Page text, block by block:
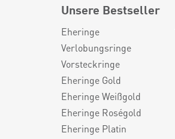
Unsere Bestseller
Eheringe
Verlobungsringe
Vorsteckringe
Eheringe Gold
Eheringe Weißgold
Eheringe Roségold
Eheringe Platin